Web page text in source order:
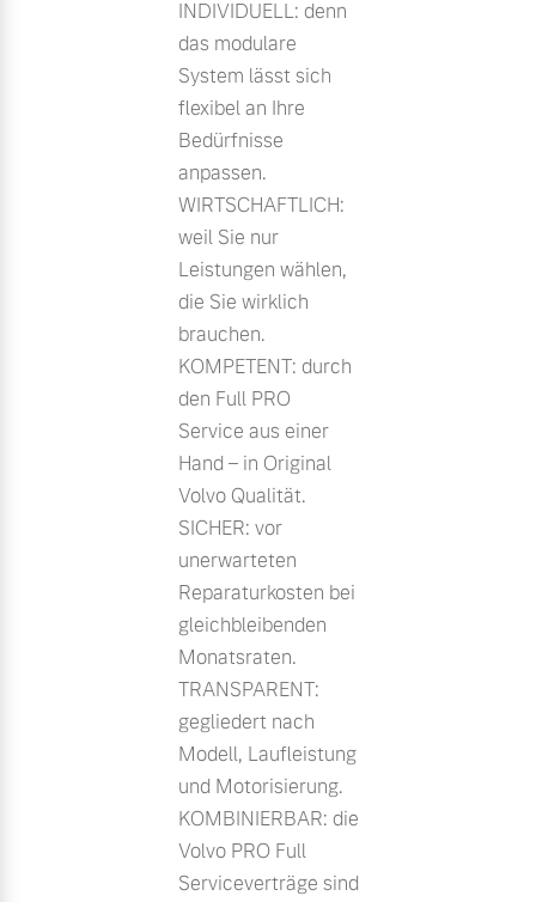
INDIVIDUELL: denn
das modulare
System lässt sich
flexibel an Ihre
Bedürfnisse
anpassen.
WIRTSCHAFTLICH:
weil Sie nur
Leistungen wählen,
die Sie wirklich
brauchen.
KOMPETENT: durch
den Full PRO
Service aus einer
Hand – in Original
Volvo Qualität.
SICHER: vor
unerwarteten
Reparaturkosten bei
gleichbleibenden
Monatsraten.
TRANSPARENT:
gegliedert nach
Modell, Laufleistung
und Motorisierung.
KOMBINIERBAR: die
Volvo PRO Full
Serviceverträge sind